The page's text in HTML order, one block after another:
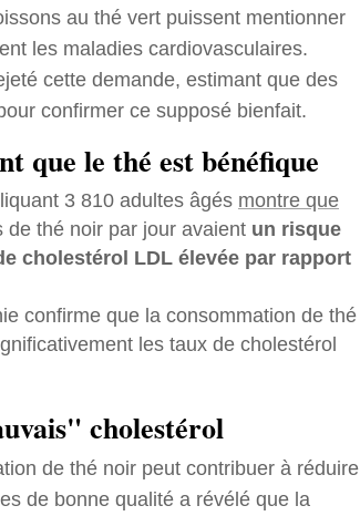
au thé vert puissent mentionner
les maladies cardiovasculaires.
cette demande, estimant que des
confirmer ce supposé bienfait.
que le thé est bénéfique
3 810 adultes âgés montre que
de thé noir par jour avaient un risque
cholestérol LDL élevée par rapport
confirme que la consommation de thé
les taux de cholestérol
cholestérol
de thé noir peut contribuer à réduire
de bonne qualité a révélé que la